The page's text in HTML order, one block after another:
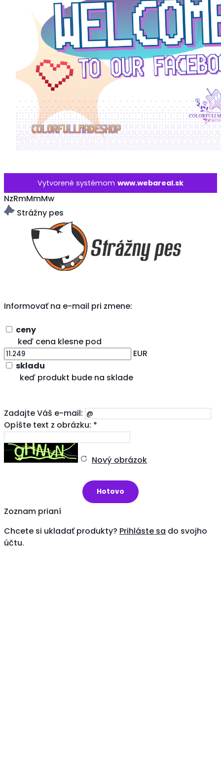
Vytvorené systémom www.webareal.sk
NzRmMmMw
Strážny pes
Informovať na e-mail pri zmene:
ceny
keď cena klesne pod
EUR
skladu
keď produkt bude na sklade
Zadajte Váš e-mail:
Opíšte text z obrázku: *
Nový obrázok
Zoznam prianí
Chcete si ukladať produkty? Prihláste sa do svojho
účtu.